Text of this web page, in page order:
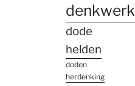
denkwerk
dode
helden
doden
herdenking